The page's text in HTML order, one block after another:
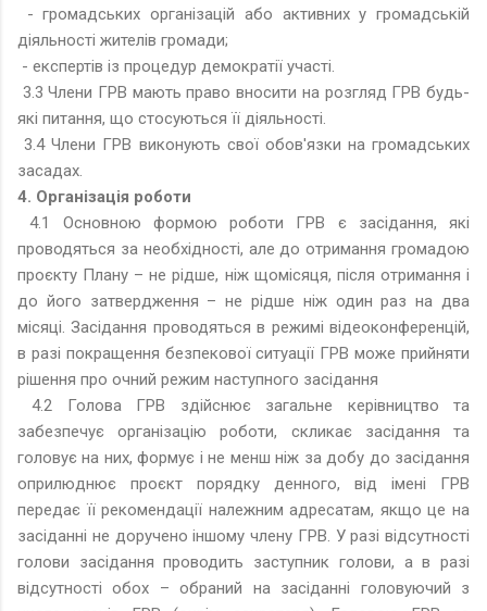
- громадських організацій або активних у громадській
діяльності жителів громади;
- експертів із процедур демократії участі.
3.3 Члени ГРВ мають право вносити на розгляд ГРВ будь-
які питання, що стосуються її діяльності.
3.4 Члени ГРВ виконують свої обов'язки на громадських
засадах.
4. Організація роботи
4.1 Основною формою роботи ГРВ є засідання, які
проводяться за необхідності, але до отримання громадою
проєкту Плану – не рідше, ніж щомісяця, після отримання і
до його затвердження – не рідше ніж один раз на два
місяці. Засідання проводяться в режимі відеоконференцій,
в разі покращення безпекової ситуації ГРВ може прийняти
рішення про очний режим наступного засідання
4.2 Голова ГРВ здійснює загальне керівництво та
забезпечує організацію роботи, скликає засідання та
головує на них, формує і не менш ніж за добу до засідання
оприлюднює проєкт порядку денного, від імені ГРВ
передає її рекомендації належним адресатам, якщо це на
засіданні не доручено іншому члену ГРВ. У разі відсутності
голови засідання проводить заступник голови, а в разі
відсутності обох – обраний на засіданні головуючий з